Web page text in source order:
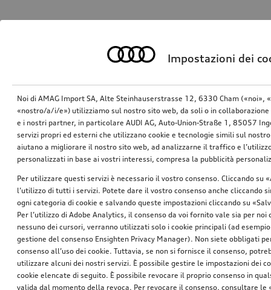
Impostazioni dei
Noi di AMAG Import SA, Alte Steinhauserstrasse 12, 6330 Cham («noi»,
«nostro/a/i/e») utilizziamo sul nostro sito web, da soli o in
e i nostri partner, in particolare AUDI AG, Auto-Union-Straße 1, 85057
servizi propri ed esterni che utilizzano cookie e tecnologie simili sul
aiutano a migliorare il nostro sito web, ad analizzarne il traffico e
personalizzati in base ai vostri interessi, compresa la pubblicità
Per utilizzare questi servizi è necessario il vostro consenso. Cliccando
l’utilizzo di tutti i servizi. Potete dare il vostro consenso anche cliccando
ogni categoria di cookie e salvando queste impostazioni cliccando su
Per l’utilizzo di Adobe Analytics, il consenso da voi fornito vale sia per noi
nessuno dei cursori, verranno utilizzati solo i cookie principali (ad
gestione del consenso Ensighten Privacy Manager). Non siete obbligati
consenso all’uso dei cookie. Tuttavia, se non si fornisce il consenso,
utilizzare alcuni dei nostri servizi. È possibile gestire le impostazioni dei
cookie elencate di seguito. È possibile revocare il proprio consenso in
valida dal momento della revoca. Per revocare il consenso, consultare le